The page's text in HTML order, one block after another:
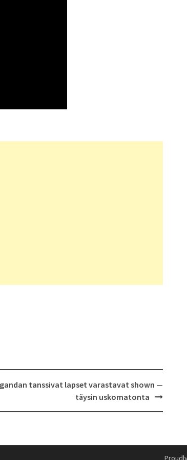
tanssivat lapset varastavat shown —
täysin uskomatonta